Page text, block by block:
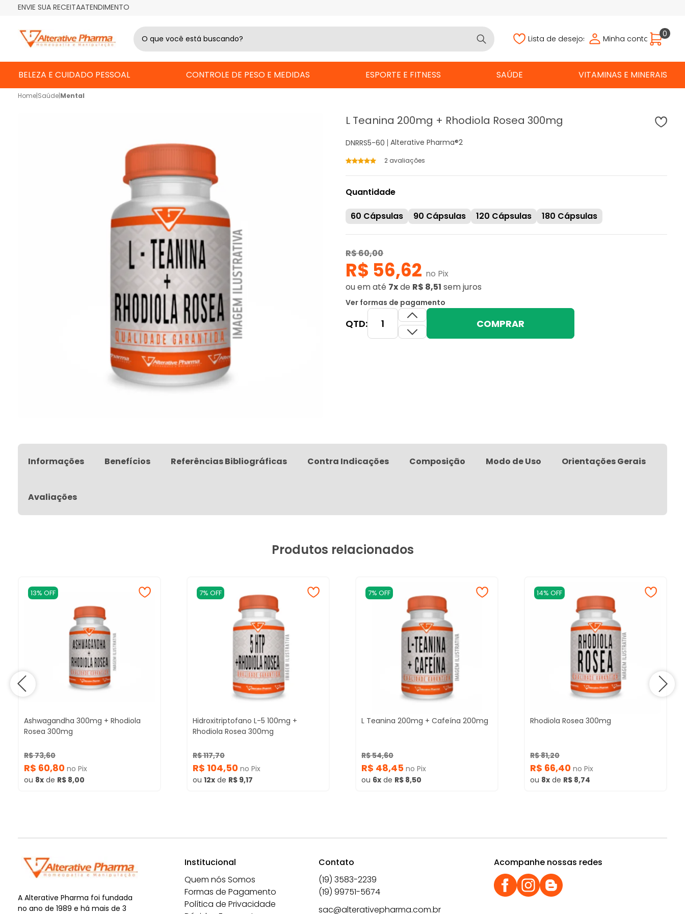
ENVIE SUA RECEITAATENDIMENTO
Lista de desejos Minha conta 0
BELEZA E CUIDADO PESSOAL CONTROLE DE PESO E MEDIDAS ESPORTE E FITNESS SAÚDE VITAMINAS E MINERAIS
Home|Saúde|Mental
L Teanina 200mg + Rhodiola Rosea 300mg
DNRRS5-60 Alterative Pharma®2
2 avaliações
R$ 60,00
R$ 56,62 no Pix
ouem até 7xde R$ 8,51 sem juros
Ver formas de pagamento
Quantidade
60 Cápsulas 90 Cápsulas 120 Cápsulas 180 Cápsulas
QTD: COMPRAR
Informações Benefícios Referências Bibliográficas Contra Indicações Composição Modo de Uso Orientações Gerais
Avaliações
Produtos relacionados
13% OFF
Ashwagandha 300mg + Rhodiola
Rosea 300mg
R$ 73,60
R$ 60,80 no Pix
ou 8x de R$ 8,00
7% OFF
Hidroxitriptofano L-5 100mg +
Rhodiola Rosea 300mg
R$ 117,70
R$ 104,50 no Pix
ou 12x de R$ 9,17
7% OFF
L Teanina 200mg + Cafeína 200mg
R$ 54,60
R$ 48,45 no Pix
ou 6x de R$ 8,50
14% OFF
Rhodiola Rosea 300mg
R$ 81,20
R$ 66,40 no Pix
ou 8x de R$ 8,74
A Alterative Pharma foi fundada
no ano de 1989 e há mais de 3
Institucional
Quem nós Somos
Formas de Pagamento
Política de Privacidade
Contato
(19) 3583-2239
(19) 99751-5674
sac@alterativepharma.com.br
Acompanhe nossas redes